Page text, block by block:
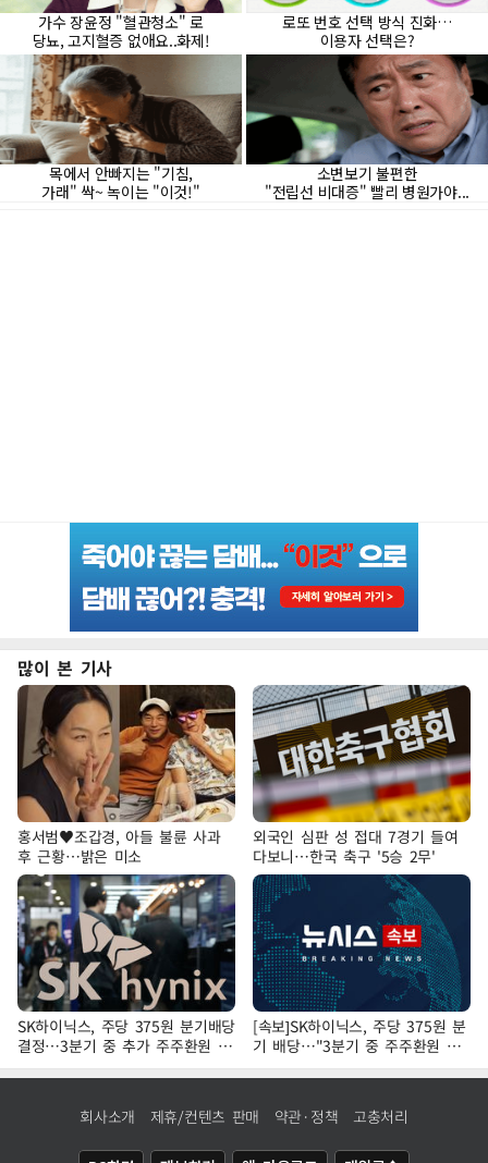
많이 본 기사
홍서범♥조갑경, 아들 불륜 사과
후 근황…밝은 미소
외국인 심판 성 접대 7경기 들여
다보니…한국 축구 '5승 2무'
SK하이닉스, 주당 375원 분기배당
결정…3분기 중 추가 주주환원 발
표
[속보]SK하이닉스, 주당 375원 분
기 배당…"3분기 중 주주환원 방
안 확정"
회사소개 제휴/컨텐츠 판매 약관·정책 고충처리